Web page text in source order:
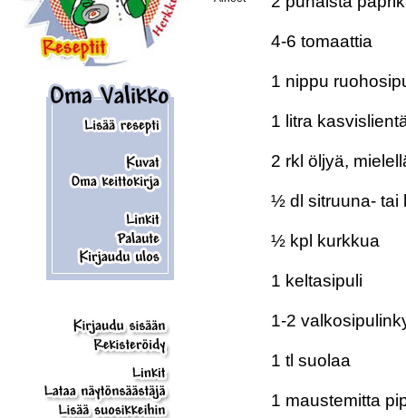
4-6 tomaattia
1 nippu
1 litra
2 rkl öljyä,
½ dl sitruuna- tai
½ kpl kurkkua
1 keltasipuli
1-2
1 tl suolaa
1 maustemitta